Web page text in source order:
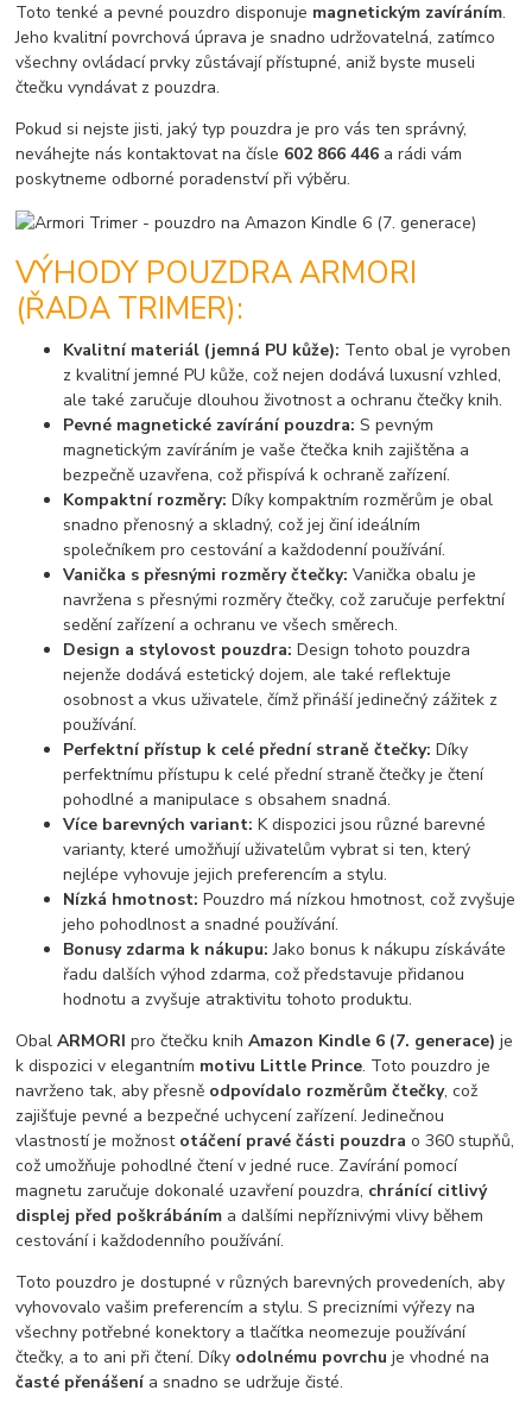
Toto tenké a pevné pouzdro disponuje magnetickým zavíráním.
Jeho kvalitní povrchová úprava je snadno udržovatelná, zatímco
všechny ovládací prvky zůstávají přístupné, aniž byste museli
čtečku vyndávat z pouzdra.
Pokud si nejste jisti, jaký typ pouzdra je pro vás ten správný,
neváhejte nás kontaktovat na čísle 602 866 446 a rádi vám
poskytneme odborné poradenství při výběru.
VÝHODY POUZDRA ARMORI
(ŘADA TRIMER):
Kvalitní materiál (jemná PU kůže): Tento obal je vyroben
z kvalitní jemné PU kůže, což nejen dodává luxusní vzhled,
ale také zaručuje dlouhou životnost a ochranu čtečky knih.
Pevné magnetické zavírání pouzdra: S pevným
magnetickým zavíráním je vaše čtečka knih zajištěna a
bezpečně uzavřena, což přispívá k ochraně zařízení.
Kompaktní rozměry: Díky kompaktním rozměrům je obal
snadno přenosný a skladný, což jej činí ideálním
společníkem pro cestování a každodenní používání.
Vanička s přesnými rozměry čtečky: Vanička obalu je
navržena s přesnými rozměry čtečky, což zaručuje perfektní
sedění zařízení a ochranu ve všech směrech.
Design a stylovost pouzdra: Design tohoto pouzdra
nejenže dodává estetický dojem, ale také reflektuje
osobnost a vkus uživatele, čímž přináší jedinečný zážitek z
používání.
Perfektní přístup k celé přední straně čtečky: Díky
perfektnímu přístupu k celé přední straně čtečky je čtení
pohodlné a manipulace s obsahem snadná.
Více barevných variant: K dispozici jsou různé barevné
varianty, které umožňují uživatelům vybrat si ten, který
nejlépe vyhovuje jejich preferencím a stylu.
Nízká hmotnost: Pouzdro má nízkou hmotnost, což zvyšuje
jeho pohodlnost a snadné používání.
Bonusy zdarma k nákupu: Jako bonus k nákupu získáváte
řadu dalších výhod zdarma, což představuje přidanou
hodnotu a zvyšuje atraktivitu tohoto produktu.
ObalARMORIpro čtečku knihAmazon Kindle 6 (7. generace) je
k dispozici v elegantním motivu Little Prince. Toto pouzdro je
navrženo tak, aby přesně odpovídalo rozměrům čtečky, což
zajišťuje pevné a bezpečné uchycení zařízení. Jedinečnou
vlastností je možnost otáčení pravé části pouzdra o 360 stupňů,
což umožňuje pohodlné čtení v jedné ruce. Zavírání pomocí
magnetu zaručuje dokonalé uzavření pouzdra, chránící citlivý
displej před poškrábáním a dalšími nepříznivými vlivy během
cestování i každodenního používání.
Toto pouzdro je dostupné v různých barevných provedeních, aby
vyhovovalo vašim preferencím a stylu. S precizními výřezy na
všechny potřebné konektory a tlačítka neomezuje používání
čtečky, a to ani při čtení. Díky odolnému povrchu je vhodné na
časté přenášenía snadno se udržuje čisté.